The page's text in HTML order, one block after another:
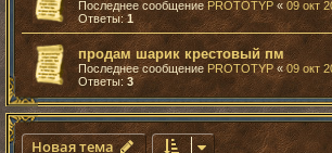
Последнее сообщениеPROTOTYP « 09 окт
Ответы:1
продам шарик крестовый пм
Последнее сообщение PROTOTYP «09 окт
Ответы: 3
Новая тема